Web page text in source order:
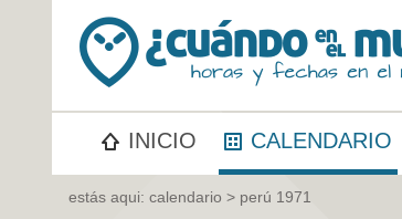
INICIO CALENDARIO
estás aqui: calendario > perú 1971